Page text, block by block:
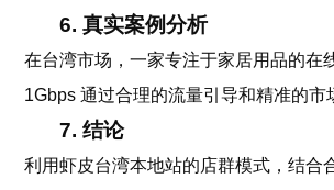
6. 真实案例分析
在台湾市场，一家专注于家居用品的在
1Gbps 通过合理的流量引导和精准的
7. 结论
利用虾皮台湾本地站的店群模式，结合